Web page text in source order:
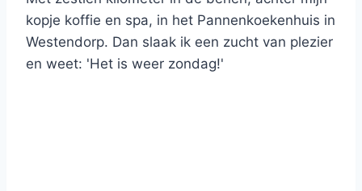
kopje koffie en spa, in het Pannenkoekenhuis in
Westendorp. Dan slaak ik een zucht van plezier
en weet: 'Het is weer zondag!'